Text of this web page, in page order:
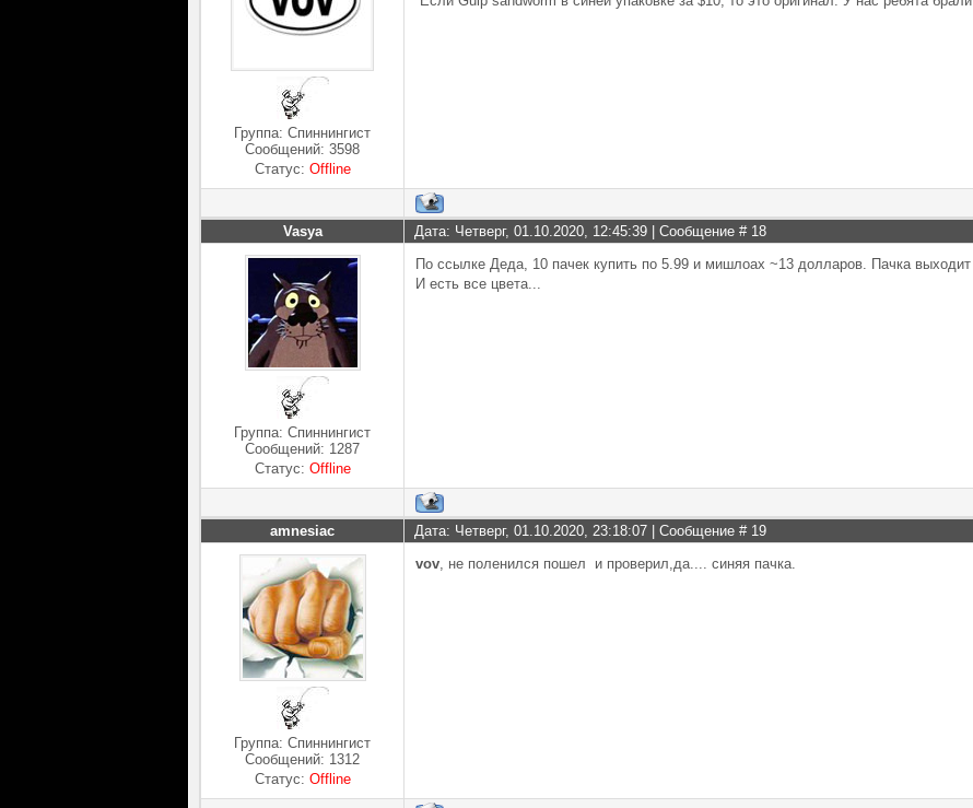
Группа: Спиннингист
Сообщений: 3598
Статус: Offline
Vasya Дата: Четверг, 01.10.2020, 12:45:39 | Сообщение # 18
Группа: Спиннингист
Сообщений: 1287
Статус: Offline
По ссылке Деда, 10 пачек купить по 5.99 и мишлоах ~13 долларов. Пачка
И есть все цвета...
amnesiac Дата: Четверг, 01.10.2020, 23:18:07 | Сообщение # 19
Группа: Спиннингист
Сообщений: 1312
Статус: Offline
vov, не поленился пошел и проверил,да.... синяя пачка.